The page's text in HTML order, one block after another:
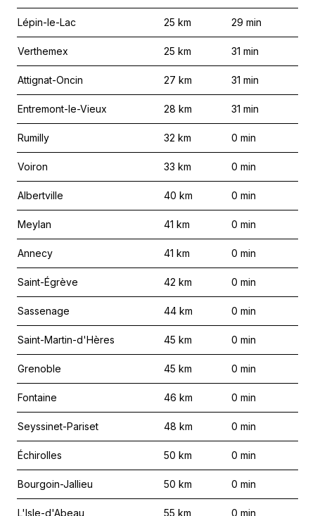
Lépin-le-Lac 25 km 29 min
Verthemex 25 km 31 min
Attignat-Oncin 27 km 31 min
Entremont-le-Vieux 28 km 31 min
Rumilly 32 km 0 min
Voiron 33 km 0 min
Albertville 40 km 0 min
Meylan 41 km 0 min
Annecy 41 km 0 min
Saint-Égrève 42 km 0 min
Sassenage 44 km 0 min
Saint-Martin-d'Hères 45 km 0 min
Grenoble 45 km 0 min
Fontaine 46 km 0 min
Seyssinet-Pariset 48 km 0 min
Échirolles 50 km 0 min
Bourgoin-Jallieu 50 km 0 min
L'Isle-d'Abeau 55 km 0 min